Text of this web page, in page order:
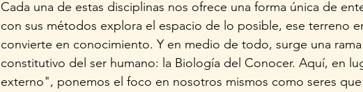
Cada una de estas disciplinas nos ofrece una forma única de
con sus métodos explora el espacio de lo posible, ese terreno
convierte en conocimiento. Y en medio de todo, surge una
constitutivo del ser humano: la Biología del Conocer. Aquí, en
externo", ponemos el foco en nosotros mismos como seres